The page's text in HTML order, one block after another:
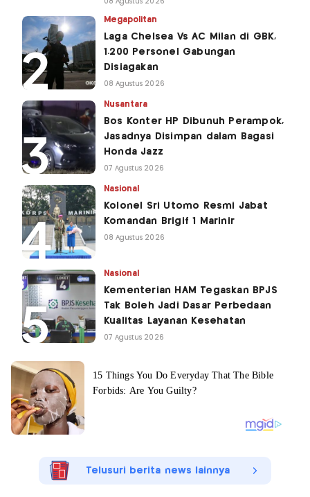
Megapolitan
Laga Chelsea Vs AC Milan di GBK,
1.200 Personel Gabungan
Disiagakan
08 Agustus 2026
Nusantara
Bos Konter HP Dibunuh Perampok,
Jasadnya Disimpan dalam Bagasi
Honda Jazz
07 Agustus 2026
Nasional
Kolonel Sri Utomo Resmi Jabat
Komandan Brigif 1 Marinir
08 Agustus 2026
Nasional
Kementerian HAM Tegaskan BPJS
Tak Boleh Jadi Dasar Perbedaan
Kualitas Layanan Kesehatan
07 Agustus 2026
Telusuri berita news lainnya